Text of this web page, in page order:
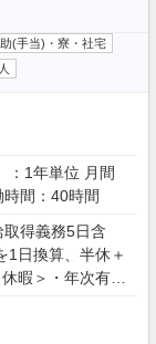
(手当)・寮・社宅
：1年単位 月間
間：40時間
得義務5日含
日換算、半休＋
※多胎妊娠の